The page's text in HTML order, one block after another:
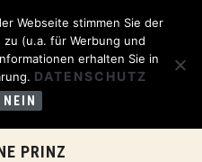
PRINZ
Webseite stimmen Sie der
(u.a. für Werbung und
erhalten Sie in
DATENSCHUTZ
NEIN